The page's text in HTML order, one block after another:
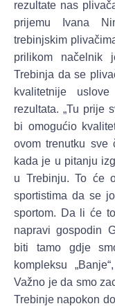
rezultate nas
prijemu Ivana
trebinjskim
prilikom načelnik
Trebinja da se
kvalitetnije
rezultata. „Tu prije
bi omogućio
ovom trenutku sve
kada je u pitanju
u Trebinju. To će
sportistima da se
sportom. Da li će
napravi gospodin
biti tamo gdje
kompleksu
Važno je da smo
Trebinje napokon